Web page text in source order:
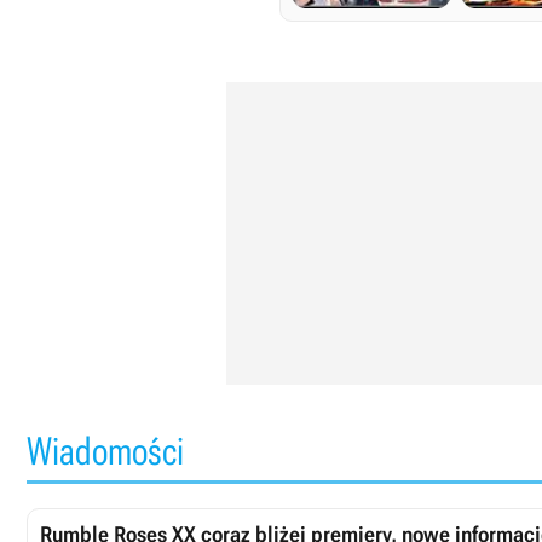
Wiadomości
Rumble Roses XX coraz bliżej premiery, nowe